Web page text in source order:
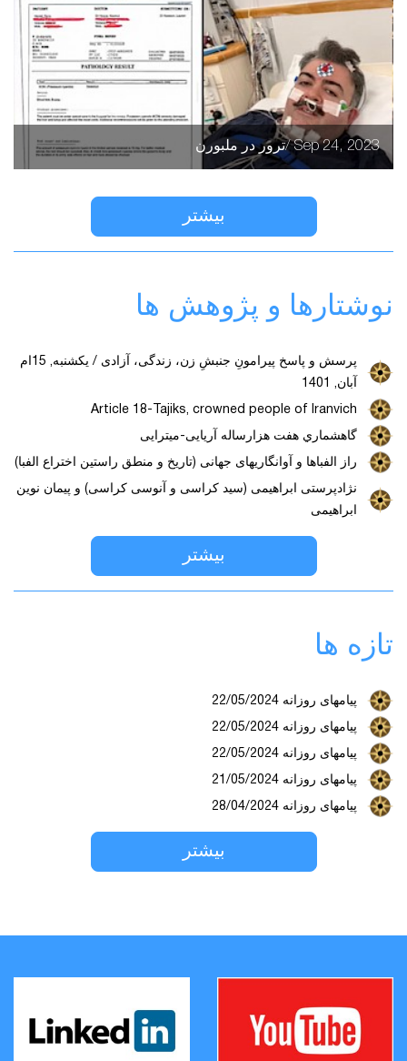
Sep 24, 2023 /ترور در ملبورن
بیشتر
نوشتارها و پژوهش ها
پرسش و پاسخ پیرامونِ جنبشِ زن، زندگی، آزادی / یکشنبه, 15ام
آبان, 1401
Article 18-Tajiks, crowned people of Iranvich
گاهشماري هفت هزارساله آریایی-میترایی
راز الفباها و آوانگاریهای جهانی (تاریخ و منطق راستین اختراع الفبا)
نژادپرستی ابراهیمی (سید کراسی و آنوسی کراسی) و پیمان نوین
ابراهیمی
بیشتر
تازه ها
پیامهای روزانه 22/05/2024
پیامهای روزانه 22/05/2024
پیامهای روزانه 22/05/2024
پیامهای روزانه 21/05/2024
پیامهای روزانه 28/04/2024
بیشتر